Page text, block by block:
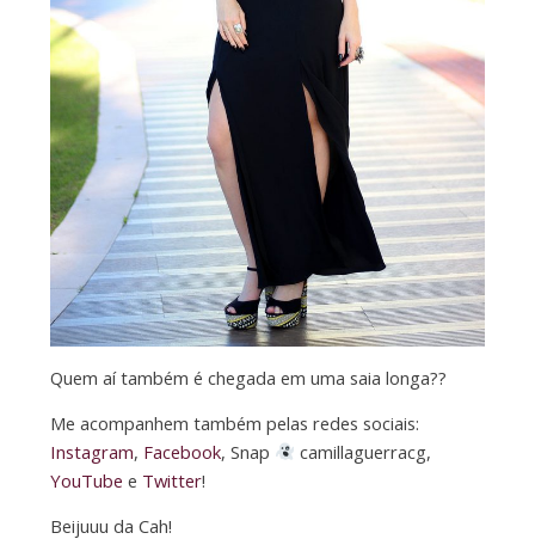
Quem aí também é chegada em uma saia longa??
Me acompanhem também pelas redes sociais:
Instagram, Facebook, Snap
camillaguerracg,
YouTube e Twitter!
Beijuuu da Cah!